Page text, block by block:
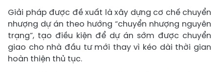
Giải pháp được đề xuất là xây dựng cơ chế chuyển
nhượng dự án theo hướng “chuyển nhượng nguyên
trạng”, tạo điều kiện để dự án sớm được chuyển
giao cho nhà đầu tư mới thay vì kéo dài thời gian
hoàn thiện thủ tục.